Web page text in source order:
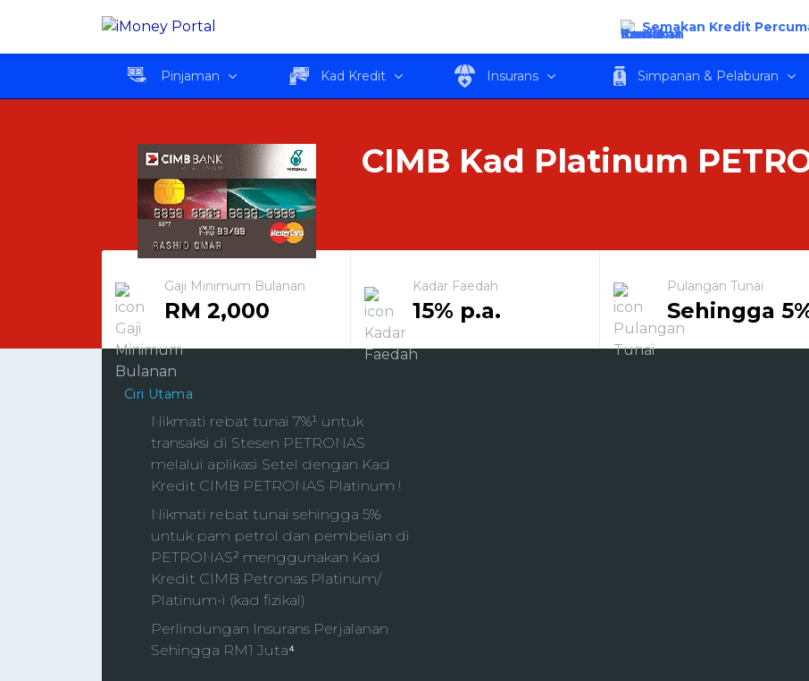
Semakan Kredit
Pinjaman Kad Kredit Insurans Simpanan & Pelaburan
CIMB Kad Platinum PETRONAS
CIMB Kad Platinum
Gaji Minimum Bulanan
RM 2,000
Kadar Faedah
15% p.a.
Pulangan Tunai
Sehingga
Ciri Utama
Nikmati rebat tunai 7%¹ untuk
transaksi di Stesen PETRONAS
melalui aplikasi Setel dengan Kad
Kredit CIMB PETRONAS Platinum !
Nikmati rebat tunai sehingga 5%
untuk pam petrol dan pembelian di
PETRONAS² menggunakan Kad
Kredit CIMB Petronas Platinum/
Platinum-i (kad fizikal)
Perlindungan Insurans Perjalanan
Sehingga RM1 Juta⁴